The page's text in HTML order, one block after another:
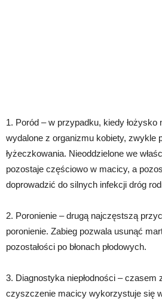
1. Poród – w przypadku, kiedy łożysko
wydalone z organizmu kobiety, zwykle
łyżeczkowania. Nieoddzielone we
pozostaje częściowo w macicy, a
doprowadzić do silnych infekcji dróg
2. Poronienie – drugą najczęstszą
poronienie. Zabieg pozwala usunąć
pozostałości po błonach płodowych.
3. Diagnostyka niepłodności – czasem
czyszczenie macicy wykorzystuje się